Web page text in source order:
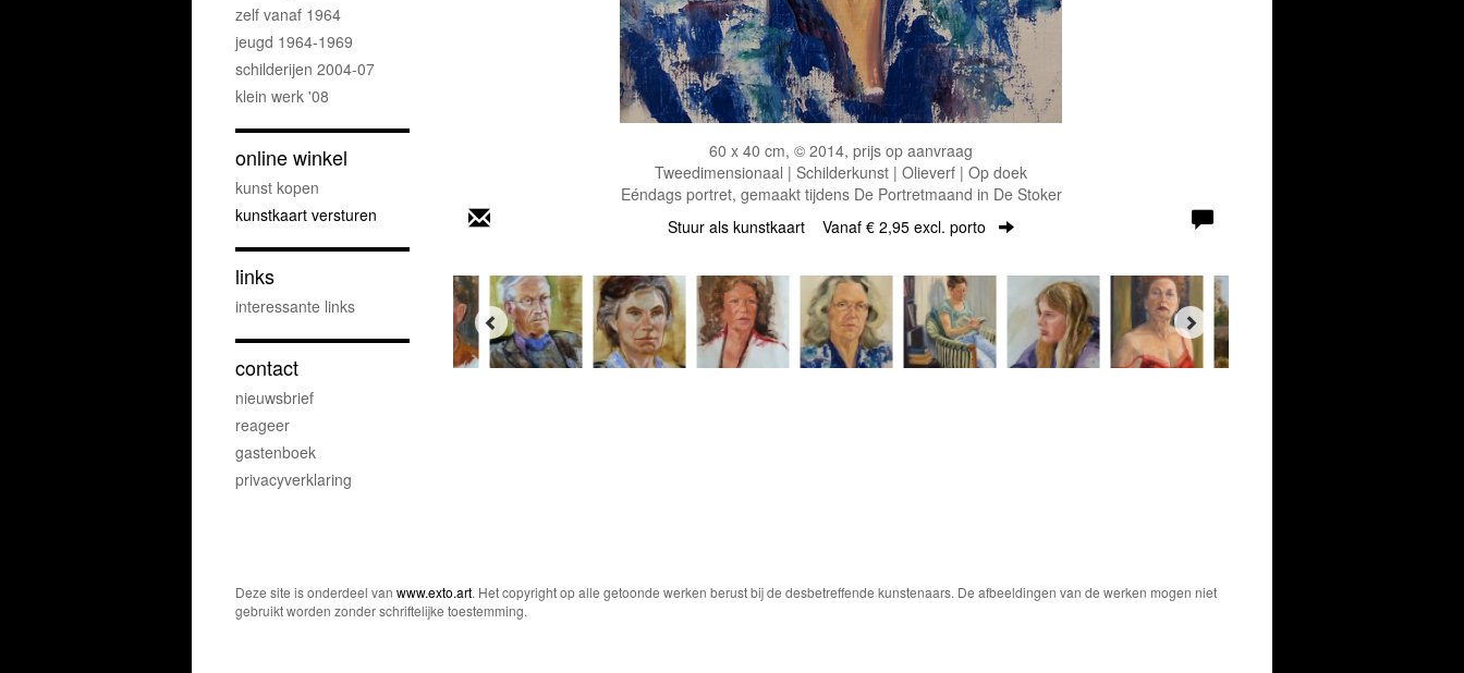
60 x 40 cm, © 2014, prijs op aanvraag
Tweedimensionaal | Schilderkunst | Olieverf | Op doek
Eéndags portret, gemaakt tijdens De Portretmaand in De Stoker
Stuur als kunstkaart Vanaf € 2,95 excl. porto
zelf vanaf 1964
jeugd 1964-1969
schilderijen 2004-07
klein werk '08
online winkel
kunst kopen
kunstkaart versturen
links
interessante links
contact
nieuwsbrief
reageer
gastenboek
privacyverklaring
Deze site is onderdeel van www.exto.art. Het copyright op alle getoonde werken berust bij de desbetreffende kunstenaars. De afbeeldingen van de werken mogen niet
gebruikt worden zonder schriftelijke toestemming.